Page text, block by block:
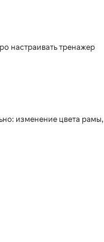
настраивать тренажер
изменение цвета рамы,